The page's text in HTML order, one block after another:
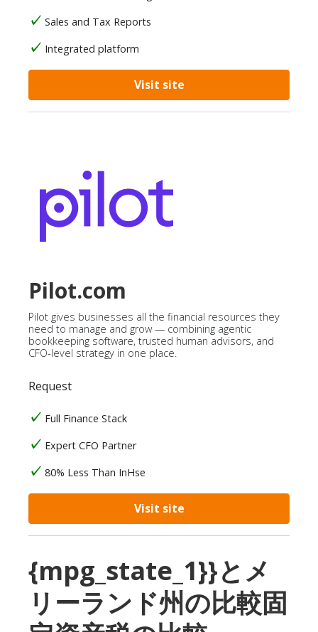
Sales and Tax Reports
Integrated platform
Visit site
Pilot.com
Pilot gives businesses all the financial resources they
need to manage and grow — combining agentic
bookkeeping software, trusted human advisors, and
CFO-level strategy in one place.
Request
Full Finance Stack
Expert CFO Partner
80% Less Than InHse
Visit site
{mpg_state_1}}とメ
リーランド州の比較固